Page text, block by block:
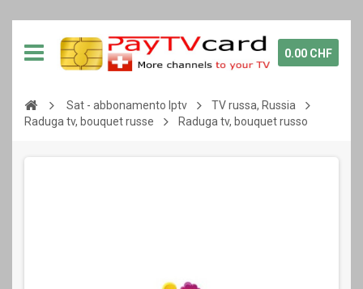
0.00 CHF
Sat - abbonamento Iptv
TV russa, Russia
Raduga tv, bouquet russe
Raduga tv, bouquet russo